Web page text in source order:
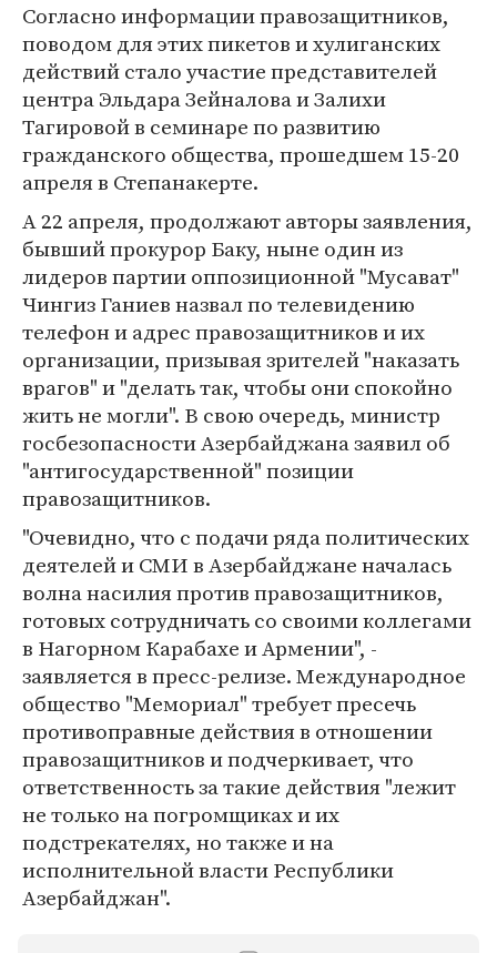
Согласно информации правозащитников,
поводом для этих пикетов и хулиганских
действий стало участие представителей
центра Эльдара Зейналова и Залихи
Тагировой в семинаре по развитию
гражданского общества, прошедшем 15-20
апреля в Степанакерте.
А 22 апреля, продолжают авторы заявления,
бывший прокурор Баку, ныне один из
лидеров партии оппозиционной "Мусават"
Чингиз Ганиев назвал по телевидению
телефон и адрес правозащитников и их
организации, призывая зрителей "наказать
врагов" и "делать так, чтобы они спокойно
жить не могли". В свою очередь, министр
госбезопасности Азербайджана заявил об
"антигосударственной" позиции
правозащитников.
"Очевидно, что с подачи ряда политических
деятелей и СМИ в Азербайджане началась
волна насилия против правозащитников,
готовых сотрудничать со своими коллегами
в Нагорном Карабахе и Армении", -
заявляется в пресс-релизе. Международное
общество "Мемориал" требует пресечь
противоправные действия в отношении
правозащитников и подчеркивает, что
ответственность за такие действия "лежит
не только на погромщиках и их
подстрекателях, но также и на
исполнительной власти Республики
Азербайджан".